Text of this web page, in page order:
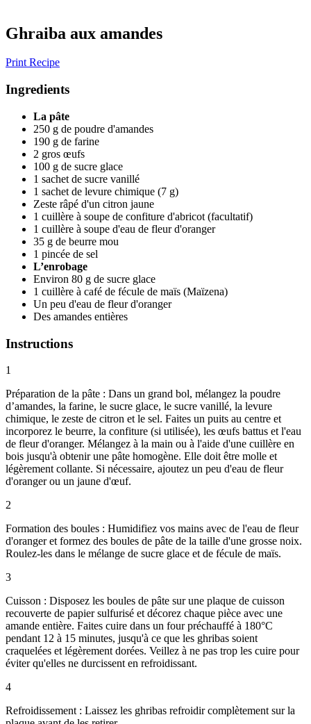
Ghraiba aux amandes
Print Recipe
Ingredients
La pâte
250 g de poudre d'amandes
190 g de farine
2 gros œufs
100 g de sucre glace
1 sachet de sucre vanillé
1 sachet de levure chimique (7 g)
Zeste râpé d'un citron jaune
1 cuillère à soupe de confiture d'abricot (facultatif)
1 cuillère à soupe d'eau de fleur d'oranger
35 g de beurre mou
1 pincée de sel
L’enrobage
Environ 80 g de sucre glace
1 cuillère à café de fécule de maïs (Maïzena)
Un peu d'eau de fleur d'oranger
Des amandes entières
Instructions
1
Préparation de la pâte : Dans un grand bol, mélangez la poudre
d’amandes, la farine, le sucre glace, le sucre vanillé, la levure
chimique, le zeste de citron et le sel. Faites un puits au centre et
incorporez le beurre, la confiture (si utilisée), les œufs battus et l'eau
de fleur d'oranger. Mélangez à la main ou à l'aide d'une cuillère en
bois jusqu'à obtenir une pâte homogène. Elle doit être molle et
légèrement collante. Si nécessaire, ajoutez un peu d'eau de fleur
d'oranger ou un jaune d'œuf.
2
Formation des boules : Humidifiez vos mains avec de l'eau de fleur
d'oranger et formez des boules de pâte de la taille d'une grosse noix.
Roulez-les dans le mélange de sucre glace et de fécule de maïs.
3
Cuisson : Disposez les boules de pâte sur une plaque de cuisson
recouverte de papier sulfurisé et décorez chaque pièce avec une
amande entière. Faites cuire dans un four préchauffé à 180°C
pendant 12 à 15 minutes, jusqu'à ce que les ghribas soient
craquelées et légèrement dorées. Veillez à ne pas trop les cuire pour
éviter qu'elles ne durcissent en refroidissant.
4
Refroidissement : Laissez les ghribas refroidir complètement sur la